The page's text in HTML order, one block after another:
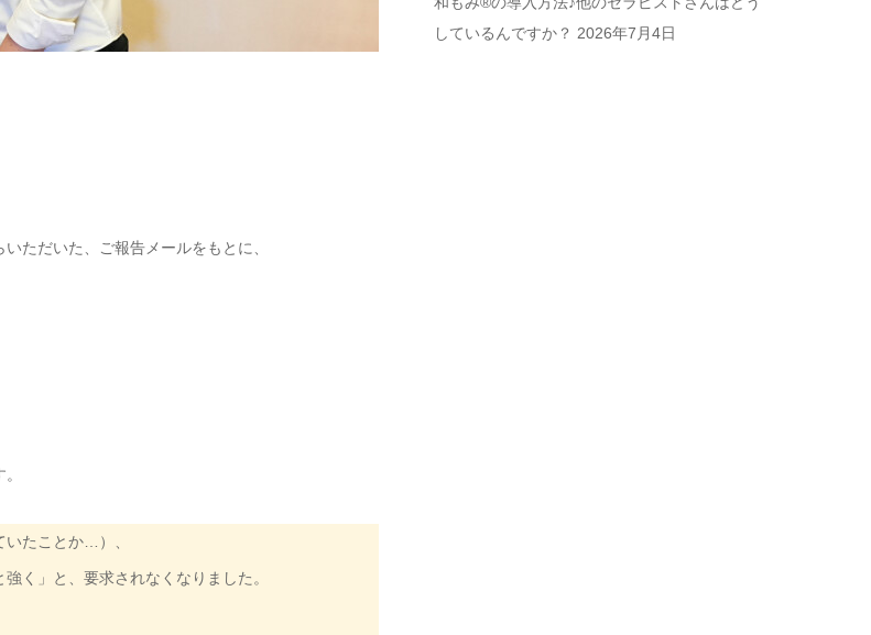
ただいた、ご報告メールをもとに、
たことか…）、
く」と、要求されなくなりました。
しているんですか？ 2026年7月4日